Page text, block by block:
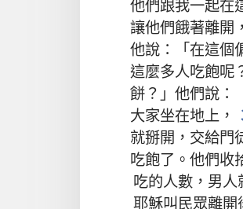
他們跟我一起在
讓他們餓著離開 ，
他說 ：「在這個
這麼多人吃飽呢
餅？」 他們說 ：
大家坐在地上 ，
就掰開 ， 交給門
吃飽了 。 他們收
吃的人數 ， 男人
耶穌叫民眾離開